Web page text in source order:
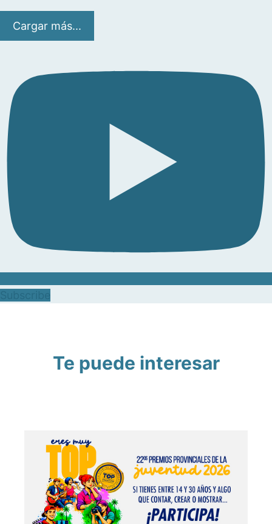
Cargar más...
Te puede interesar